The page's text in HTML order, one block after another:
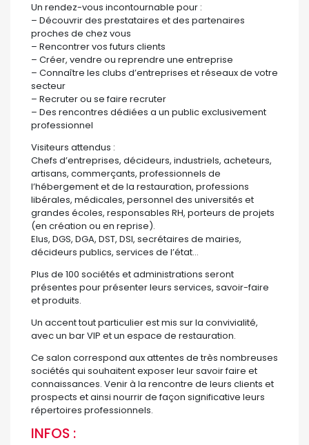
Un rendez-vous incontournable pour :
– Découvrir des prestataires et des partenaires
proches de chez vous
– Rencontrer vos futurs clients
– Créer, vendre ou reprendre une entreprise
– Connaître les clubs d’entreprises et réseaux de votre
secteur
– Recruter ou se faire recruter
– Des rencontres dédiées a un public exclusivement
professionnel
Visiteurs attendus :
Chefs d’entreprises, décideurs, industriels, acheteurs,
artisans, commerçants, professionnels de
l’hébergement et de la restauration, professions
libérales, médicales, personnel des universités et
grandes écoles, responsables RH, porteurs de projets
(en création ou en reprise).
Elus, DGS, DGA, DST, DSI, secrétaires de mairies,
décideurs publics, services de l’état…
Plus de 100 sociétés et administrations seront
présentes pour présenter leurs services, savoir-faire
et produits.
Un accent tout particulier est mis sur la convivialité,
avec un bar VIP et un espace de restauration.
Ce salon correspond aux attentes de très nombreuses
sociétés qui souhaitent exposer leur savoir faire et
connaissances. Venir à la rencontre de leurs clients et
prospects et ainsi nourrir de façon significative leurs
répertoires professionnels.
INFOS :